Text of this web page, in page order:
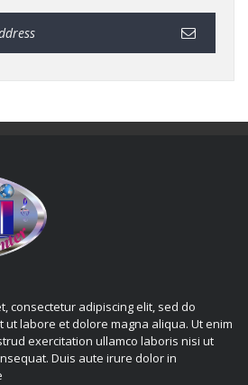
consectetur adipiscing elit, sed do
labore et dolore magna aliqua. Ut enim
exercitation ullamco laboris nisi ut
Duis aute irure dolor in